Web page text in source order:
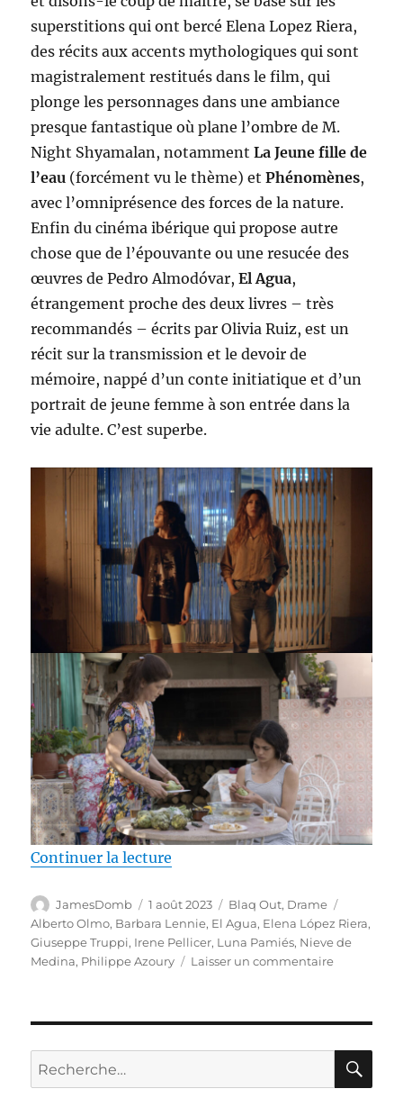
superstitions qui ont bercé Elena Lopez Riera,
des récits aux accents mythologiques qui sont
magistralement restitués dans le film, qui
plonge les personnages dans une ambiance
presque fantastique où plane l’ombre de M.
Night Shyamalan, notammentLa Jeune fille de
l’eau (forcément vu le thème) etPhénomènes,
avec l’omniprésence des forces de la nature.
Enfin du cinéma ibérique qui propose autre
chose que de l’épouvante ou une resucée des
œuvres de Pedro Almodóvar, El Agua,
étrangement proche des deux livres – très
recommandés – écrits par Olivia Ruiz, est un
récit sur la transmission et le devoir de
mémoire, nappé d’un conte initiatique et d’un
portrait de jeune femme à son entrée dans la
vie adulte. C’est superbe.
Continuer la lecture
Auteur
JamesDomb
Publié
le
1 août 2023 Catégories
Blaq Out, Drame
Alberto Olmo, Barbara Lennie, El Agua, Elena López Riera,
Giuseppe Truppi, Irene Pellicer, Luna Pamiés, Nieve de
Medina, Philippe Azoury Laisser un commentairesur
Agua,
réalisé
par
Recherche
pour :